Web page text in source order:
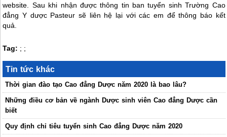
website. Sau khi nhận được thông tin ban tuyển sinh Trường Cao
đẳng Y dược Pasteur sẽ liên hệ lại với các em để thông báo kết
quả.
Tag: ; ;
Tin tức khác
Thời gian đào tạo Cao đẳng Dược năm 2020 là bao lâu?
Những điều cơ bản về ngành Dược sinh viên Cao đẳng Dược cần
biết
Quy định chỉ tiêu tuyển sinh Cao đẳng Dược năm 2020